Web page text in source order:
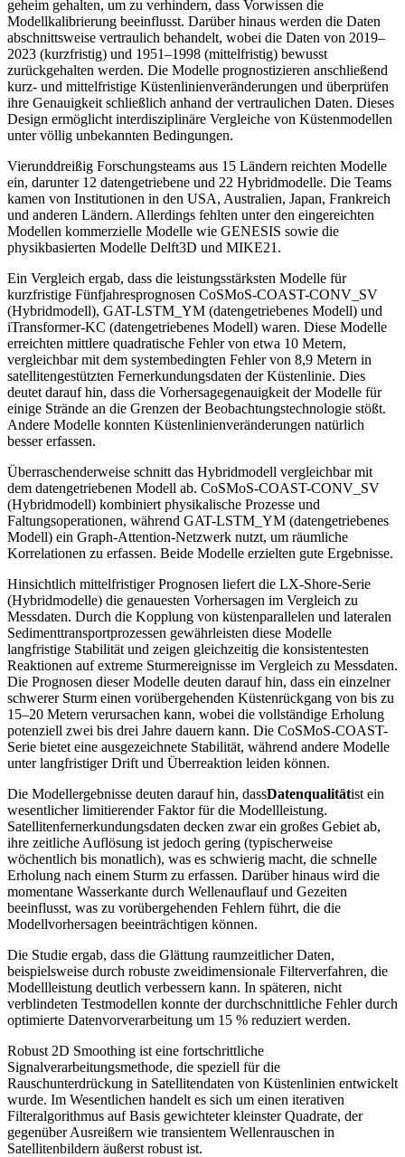
geheim gehalten, um zu verhindern, dass Vorwissen die
Modellkalibrierung beeinflusst. Darüber hinaus werden die Daten
abschnittsweise vertraulich behandelt, wobei die Daten von 2019–
2023 (kurzfristig) und 1951–1998 (mittelfristig) bewusst
zurückgehalten werden. Die Modelle prognostizieren anschließend
kurz- und mittelfristige Küstenlinienveränderungen und überprüfen
ihre Genauigkeit schließlich anhand der vertraulichen Daten. Dieses
Design ermöglicht interdisziplinäre Vergleiche von Küstenmodellen
unter völlig unbekannten Bedingungen.
Vierunddreißig Forschungsteams aus 15 Ländern reichten Modelle
ein, darunter 12 datengetriebene und 22 Hybridmodelle. Die Teams
kamen von Institutionen in den USA, Australien, Japan, Frankreich
und anderen Ländern. Allerdings fehlten unter den eingereichten
Modellen kommerzielle Modelle wie GENESIS sowie die
physikbasierten Modelle Delft3D und MIKE21.
Ein Vergleich ergab, dass die leistungsstärksten Modelle für
kurzfristige Fünfjahresprognosen CoSMoS-COAST-CONV_SV
(Hybridmodell), GAT-LSTM_YM (datengetriebenes Modell) und
iTransformer-KC (datengetriebenes Modell) waren. Diese Modelle
erreichten mittlere quadratische Fehler von etwa 10 Metern,
vergleichbar mit dem systembedingten Fehler von 8,9 Metern in
satellitengestützten Fernerkundungsdaten der Küstenlinie. Dies
deutet darauf hin, dass die Vorhersagegenauigkeit der Modelle für
einige Strände an die Grenzen der Beobachtungstechnologie stößt.
Andere Modelle konnten Küstenlinienveränderungen natürlich
besser erfassen.
Überraschenderweise schnitt das Hybridmodell vergleichbar mit
dem datengetriebenen Modell ab. CoSMoS-COAST-CONV_SV
(Hybridmodell) kombiniert physikalische Prozesse und
Faltungsoperationen, während GAT-LSTM_YM (datengetriebenes
Modell) ein Graph-Attention-Netzwerk nutzt, um räumliche
Korrelationen zu erfassen. Beide Modelle erzielten gute Ergebnisse.
Hinsichtlich mittelfristiger Prognosen liefert die LX-Shore-Serie
(Hybridmodelle) die genauesten Vorhersagen im Vergleich zu
Messdaten. Durch die Kopplung von küstenparallelen und lateralen
Sedimenttransportprozessen gewährleisten diese Modelle
langfristige Stabilität und zeigen gleichzeitig die konsistentesten
Reaktionen auf extreme Sturmereignisse im Vergleich zu Messdaten.
Die Prognosen dieser Modelle deuten darauf hin, dass ein einzelner
schwerer Sturm einen vorübergehenden Küstenrückgang von bis zu
15–20 Metern verursachen kann, wobei die vollständige Erholung
potenziell zwei bis drei Jahre dauern kann. Die CoSMoS-COAST-
Serie bietet eine ausgezeichnete Stabilität, während andere Modelle
unter langfristiger Drift und Überreaktion leiden können.
Die Modellergebnisse deuten darauf hin, dassDatenqualitätist ein
wesentlicher limitierender Faktor für die Modellleistung.
Satellitenfernerkundungsdaten decken zwar ein großes Gebiet ab,
ihre zeitliche Auflösung ist jedoch gering (typischerweise
wöchentlich bis monatlich), was es schwierig macht, die schnelle
Erholung nach einem Sturm zu erfassen. Darüber hinaus wird die
momentane Wasserkante durch Wellenauflauf und Gezeiten
beeinflusst, was zu vorübergehenden Fehlern führt, die die
Modellvorhersagen beeinträchtigen können.
Die Studie ergab, dass die Glättung raumzeitlicher Daten,
beispielsweise durch robuste zweidimensionale Filterverfahren, die
Modellleistung deutlich verbessern kann. In späteren, nicht
verblindeten Testmodellen konnte der durchschnittliche Fehler durch
optimierte Datenvorverarbeitung um 15 % reduziert werden.
Robust 2D Smoothing ist eine fortschrittliche
Signalverarbeitungsmethode, die speziell für die
Rauschunterdrückung in Satellitendaten von Küstenlinien entwickelt
wurde. Im Wesentlichen handelt es sich um einen iterativen
Filteralgorithmus auf Basis gewichteter kleinster Quadrate, der
gegenüber Ausreißern wie transientem Wellenrauschen in
Satellitenbildern äußerst robust ist.